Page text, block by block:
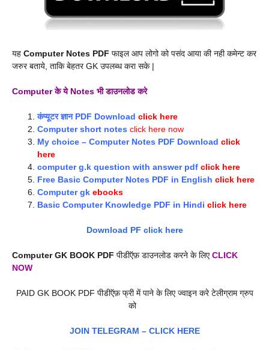
यह Computer Notes PDF फाइल आप लोगो को पसंद आया की नही कमेन्ट कर
जरुर बताये, ताकि बेहतर GK उपलब्ध करा सके |
Computer के ये Notes भी डाउनलोड करे
कंप्यूटर ज्ञान PDF Download click here
Computer short notes click here now
My choice – Computer Notes PDF Download click
here
computer g.k question with answer pdf click here
Free Basic Computer Notes PDF in English click here
Computer gk ebooks
Basic Computer Knowledge PDF in Hindi click here
Download PF click here
Computer GK BOOK PDF पीडीऍफ़ डाउनलोड करने के लिएCLICK
NOW
PAID GK BOOK PDF पीडीऍफ़ फ्री में पाने के लिए ज्वाइन करे टेलीग्राम ग्रुप
को
JOIN TELEGRAM – CLICK HERE